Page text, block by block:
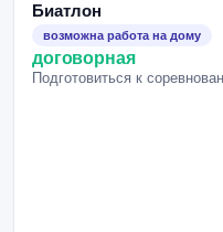
Биатлон
возможна работа на дому
договорная
Подготовиться к